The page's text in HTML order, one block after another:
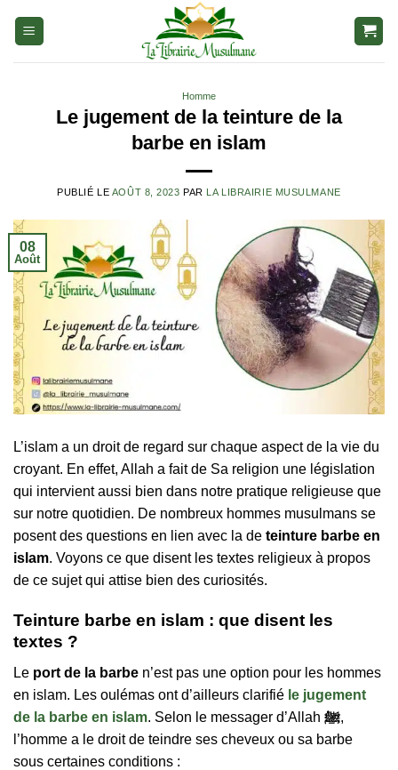
Homme
Le jugement de la teinture de la
barbe en islam
PUBLIÉ LE AOÛT 8, 2023 PAR LA LIBRAIRIE MUSULMANE
08
Août
L’islam a un droit de regard sur chaque aspect de la vie du
croyant. En effet, Allah a fait de Sa religion une législation
qui intervient aussi bien dans notre pratique religieuse que
sur notre quotidien. De nombreux hommes musulmans se
posent des questions en lien avec la de teinture barbe en
islam. Voyons ce que disent les textes religieux à propos
de ce sujet qui attise bien des curiosités.
Teinture barbe en islam : que disent les
textes ?
Le port de la barbe n’est pas une option pour les hommes
en islam. Les oulémas ont d’ailleurs clarifié le jugement
de la barbe en islam. Selon le messager d’Allah ﷺ,
l’homme a le droit de teindre ses cheveux ou sa barbe
sous certaines conditions :